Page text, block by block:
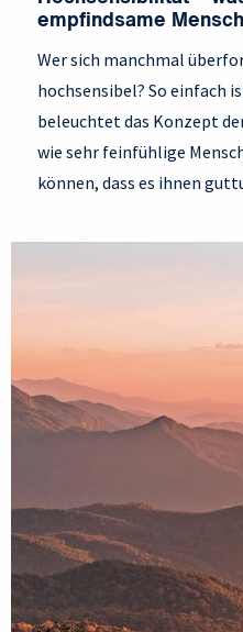
empfindsame
Wer sich manchmal
hochsensibel? So einfach
beleuchtet das Konzept
wie sehr feinfühlige
können, dass es ihnen